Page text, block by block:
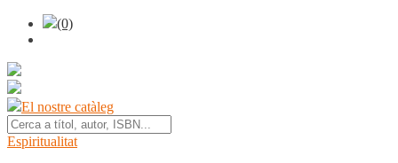
(0)
El nostre catàleg
Espiritualitat